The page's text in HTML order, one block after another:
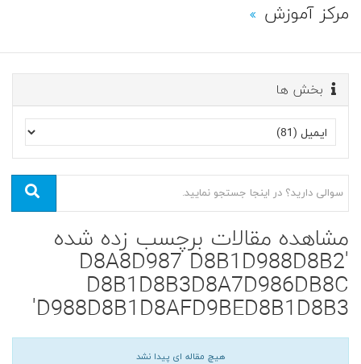
مرکز آموزش
بخش ها
مشاهده مقالات برچسب زده شده
'D8A8D987 D8B1D988D8B2
D8B1D8B3D8A7D986DB8C
D988D8B1D8AFD9BED8B1D8B3'
هیچ مقاله ای پیدا نشد